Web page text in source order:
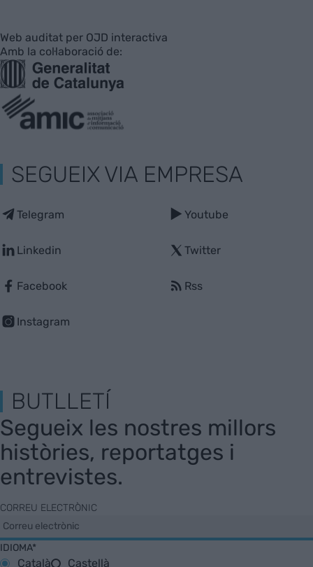
Web auditat per OJD interactiva
Amb la col·laboració de:
SEGUEIX VIA EMPRESA
Telegram
Linkedin
Facebook
Instagram
Youtube
Twitter
Rss
BUTLLETÍ
Segueix les nostres millors
històries, reportatges i
entrevistes.
CORREU ELECTRÒNIC
IDIOMA*
Català Castellà